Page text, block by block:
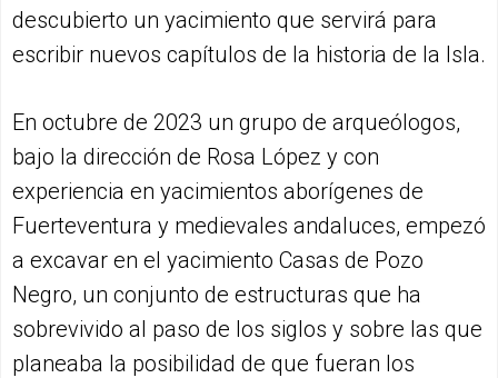
descubierto un yacimiento que servirá para
escribir nuevos capítulos de la historia de la Isla.
En octubre de 2023 un grupo de arqueólogos,
bajo la dirección de Rosa López y con
experiencia en yacimientos aborígenes de
Fuerteventura y medievales andaluces, empezó
a excavar en el yacimiento Casas de Pozo
Negro, un conjunto de estructuras que ha
sobrevivido al paso de los siglos y sobre las que
planeaba la posibilidad de que fueran los